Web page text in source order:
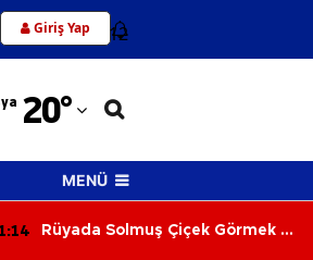
Giriş Yap 12
20°
MENÜ
Rüyada Solmuş Çiçek Görmek Ne